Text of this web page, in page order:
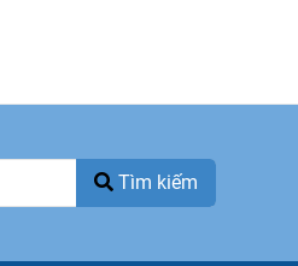
Tìm kiếm